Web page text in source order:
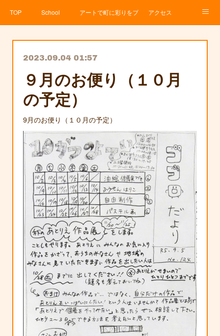
TOP School アートで町に彩りをプロジェクト
アクセス
2023.09.04 01:57
９月のお便り（１０月
の予定）
9月のお便り（１０月の予定）